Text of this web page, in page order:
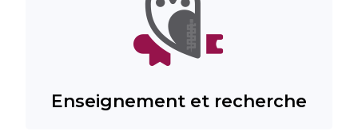
Enseignement et recherche